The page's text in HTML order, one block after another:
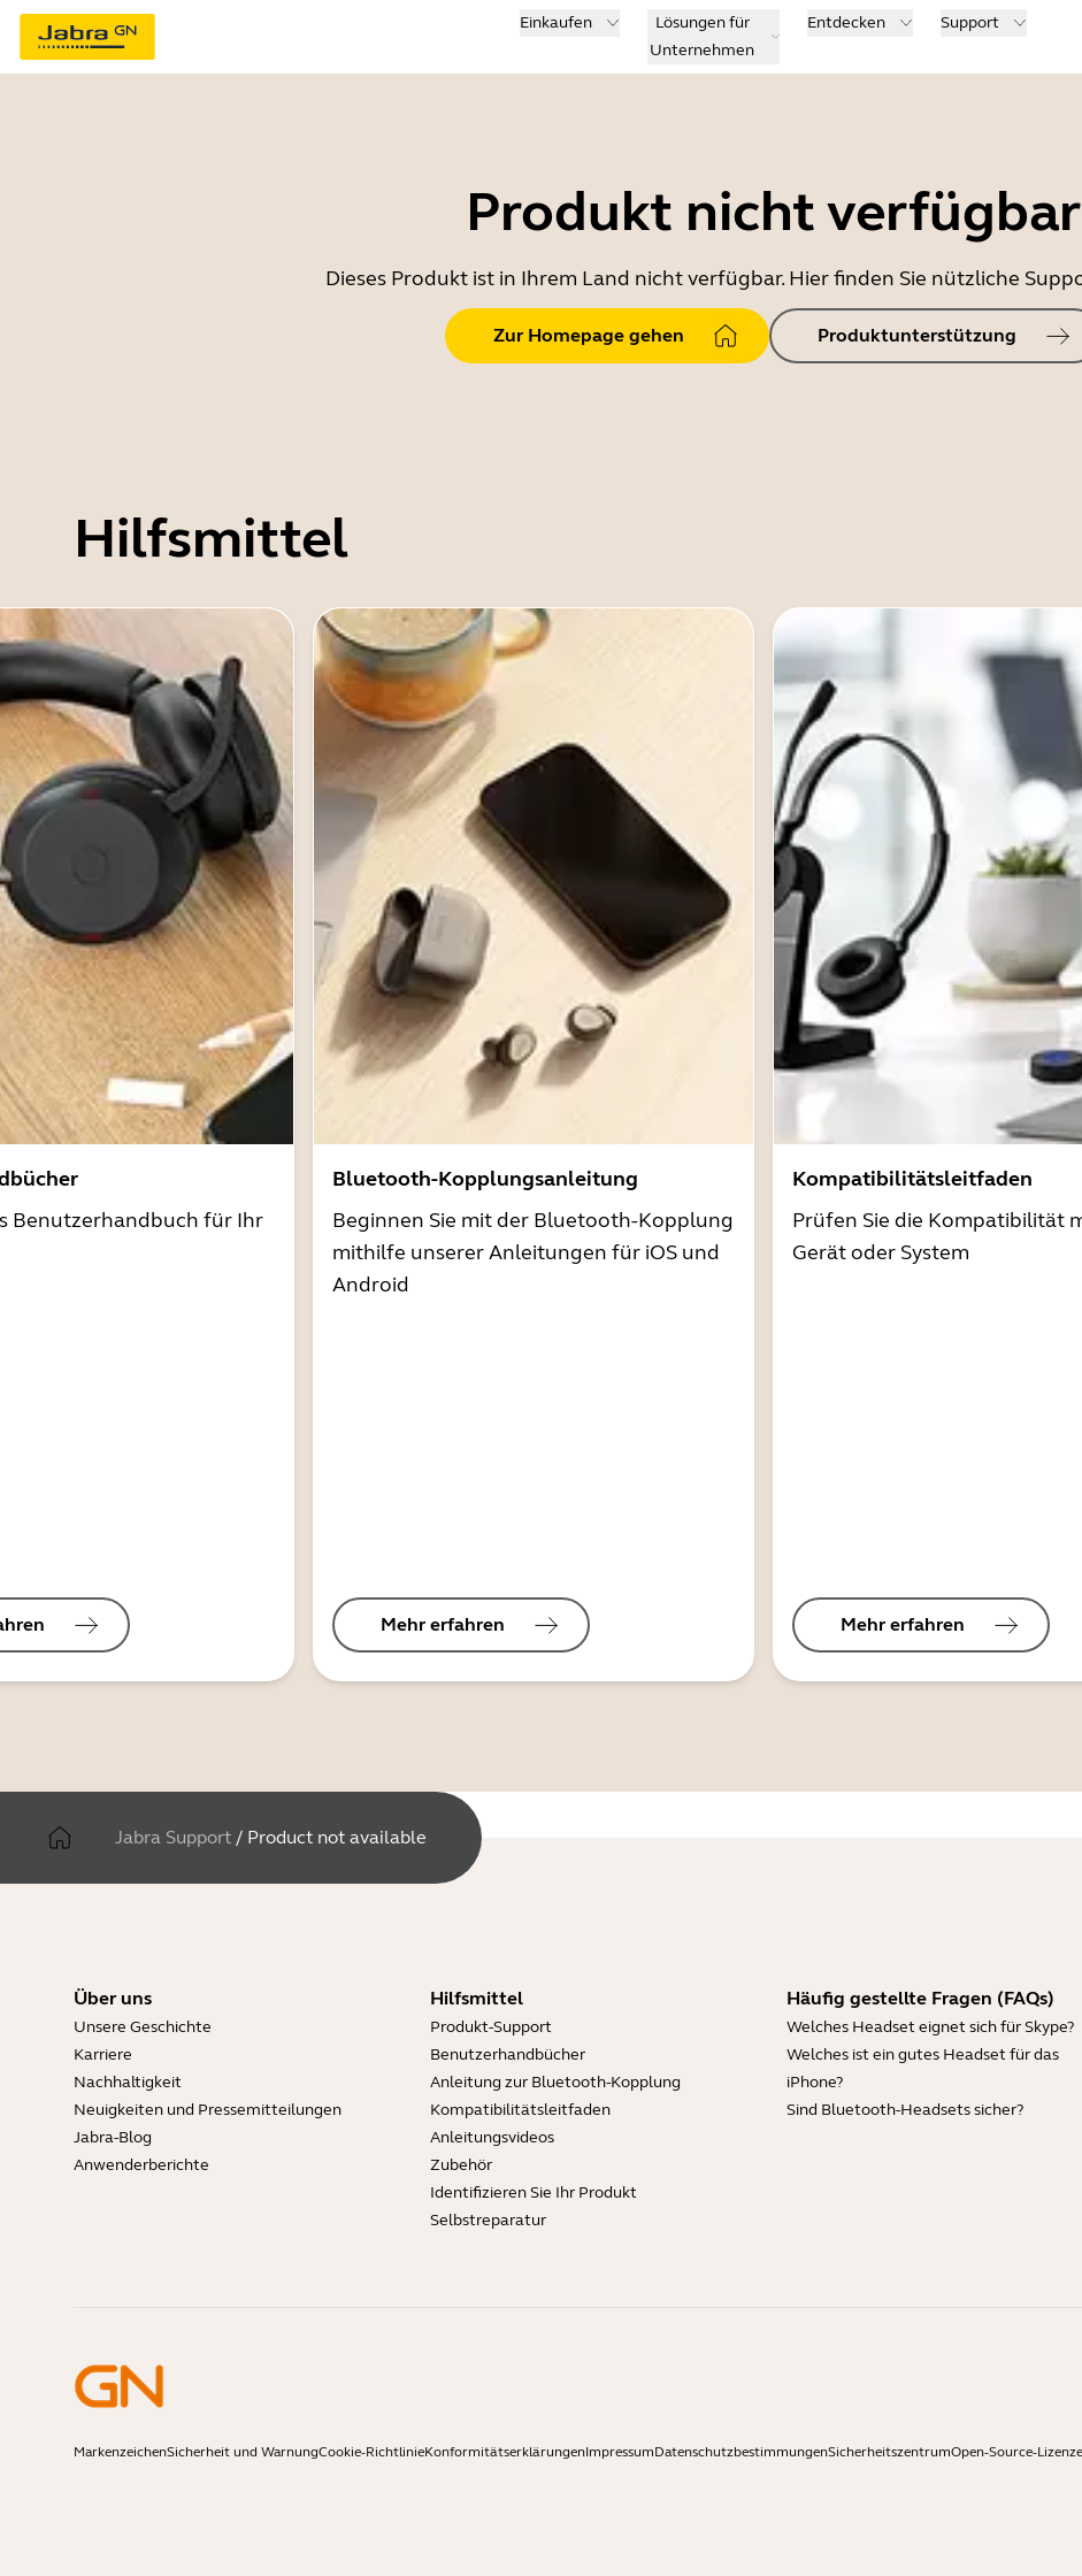
Einkaufen
Lösungen für
Unternehmen
Entdecken Support
Produkt nicht verfügbar
Dieses Produkt ist in Ihrem Land nicht verfügbar. Hier finden Sie nützliche
Zur Homepage gehen Produktunterstützung
Hilfsmittel
Benutzerhandbuch für Ihr
Bluetooth-Kopplungsanleitung
Beginnen Sie mit der Bluetooth-Kopplung
mithilfe unserer Anleitungen für iOS und
Android
Mehr erfahren
Kompatibilitätsleitfaden
Prüfen Sie die Kompatibilität
Gerät oder System
Mehr erfahren
Jabra Support / Product not available
Über uns
Unsere Geschichte
Karriere
Nachhaltigkeit
Neuigkeiten und Pressemitteilungen
Jabra-Blog
Anwenderberichte
Hilfsmittel
Produkt-Support
Benutzerhandbücher
Anleitung zur Bluetooth-Kopplung
Kompatibilitätsleitfaden
Anleitungsvideos
Zubehör
Identifizieren Sie Ihr Produkt
Selbstreparatur
Häufig gestellte Fragen (FAQs)
Welches Headset eignet sich für Skype?
Welches ist ein gutes Headset für das
iPhone?
Sind Bluetooth-Headsets sicher?
MarkenzeichenSicherheit und WarnungCookie-RichtlinieKonformitätserklärungenImpressumDatenschutzbestimmungenSicherheitszentrumOpen-Source-